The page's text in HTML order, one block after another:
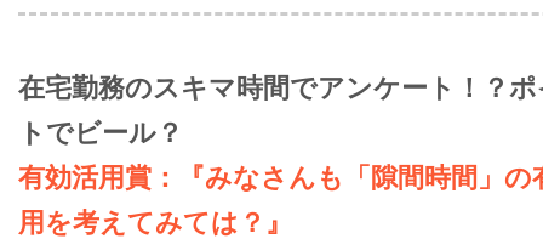
在宅勤務のスキマ時間でアンケート！？
トでビール？
有効活用賞：『みなさんも「隙間時間」の
用を考えてみては？』